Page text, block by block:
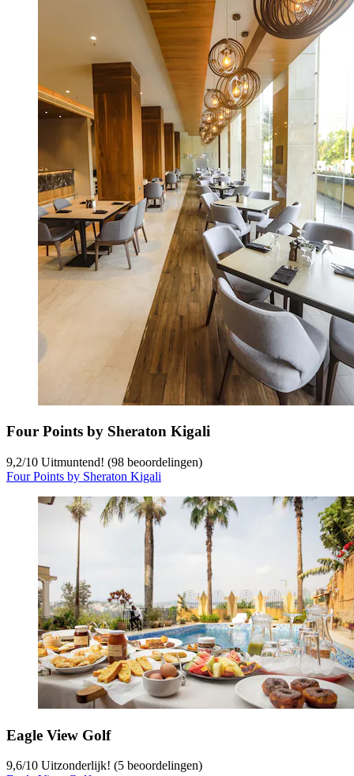
Four Points by Sheraton Kigali
9,2/10 Uitmuntend! (98 beoordelingen)
Four Points by Sheraton Kigali
Eagle View Golf
9,6/10 Uitzonderlijk! (5 beoordelingen)